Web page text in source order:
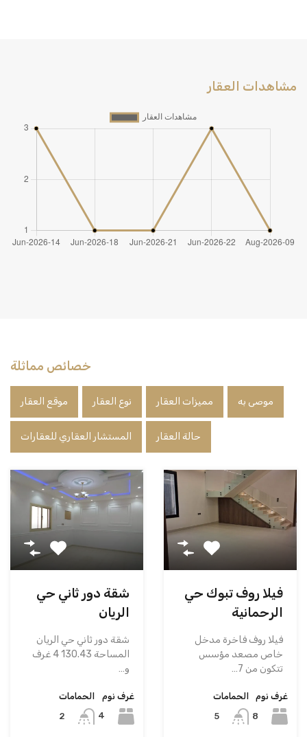
مشاهدات العقار
خصائص مماثلة
موصى به مميزات العقار نوع العقار موقع العقار
حالة العقار المستشار العقاري للعقارات
فيلا روف تبوك حي
الرحمانية
فيلا روف فاخرة مدخل
خاص مصعد مؤسس
تتكون من 7…
غرف نوم
8
الحمامات
5
شقة دور ثاني حي
الريان
شقة دور ثاني حي الريان
المساحة 130.43 4 غرف
و…
غرف نوم
4
الحمامات
2